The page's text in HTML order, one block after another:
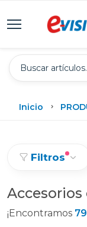
Inicio
Filtros
¡Encontramos 79